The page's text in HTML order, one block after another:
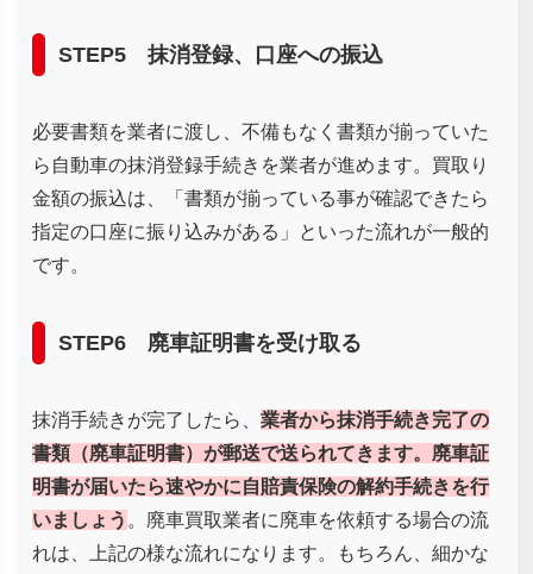
STEP5 抹消登録、口座への振込
必要書類を業者に渡し、不備もなく書類が揃っていた
ら自動車の抹消登録手続きを業者が進めます。買取り
金額の振込は、「書類が揃っている事が確認できたら
指定の口座に振り込みがある」といった流れが一般的
です。
STEP6 廃車証明書を受け取る
抹消手続きが完了したら、 業者から抹消手続き完了の
書類（廃車証明書）が郵送で送られてきます。廃車証
明書が届いたら速やかに自賠責保険の解約手続きを行
いましょう 。廃車買取業者に廃車を依頼する場合の流
れは、上記の様な流れになります。もちろん、細かな